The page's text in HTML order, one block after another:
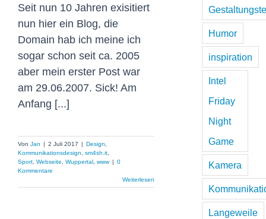
Seit nun 10 Jahren exisitiert
nun hier ein Blog, die
Domain hab ich meine ich
sogar schon seit ca. 2005
aber mein erster Post war
am 29.06.2007. Sick! Am
Anfang [...]
Von Jan | 2 Juli 2017 | Design
Kommunikationsdesign
sm4sh.it
Sport Webseite Wuppertal www | 0
Kommentare
Weiterlesen
Humor
inspiration
Intel
Friday
Night
Game
Kamera
Langeweile